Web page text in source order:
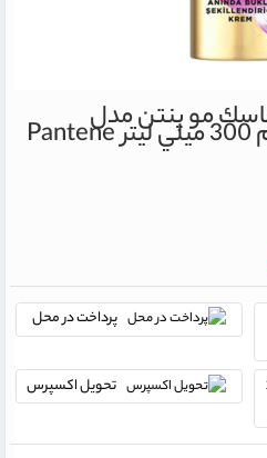
مو پنتن مدلPantene
پرداخت در محل
تحویل اکسپرس